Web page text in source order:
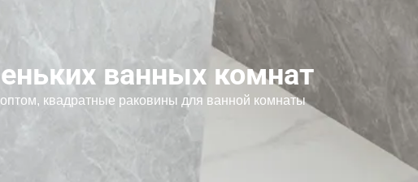
ванных комнат
квадратные раковины для ванной комнаты